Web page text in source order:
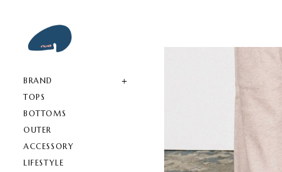
BRAND
TOPS
BOTTOMS
OUTER
ACCESSORY
LIFESTYLE